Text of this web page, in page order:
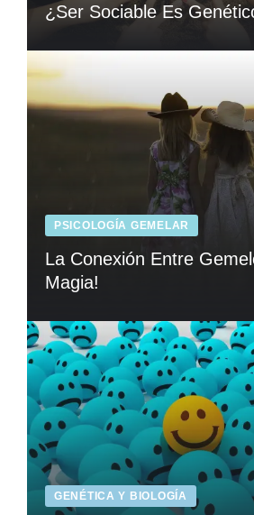
¿Ser Sociable Es
PSICOLOGÍA GEMELAR
La Conexión Entre
Magia!
GENÉTICA Y BIOLOGÍA